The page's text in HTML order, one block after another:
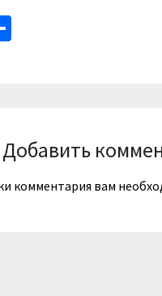
Добавить
комментария вам